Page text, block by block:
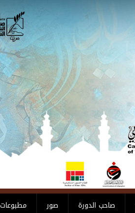
مطبوعات صور صاحب الدورة